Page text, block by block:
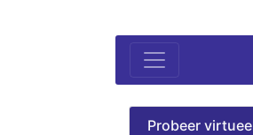
Probeer